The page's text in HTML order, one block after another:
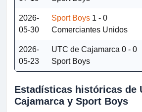
2026-
05-30
Sport Boys 1 - 0
Comerciantes Unidos
2026-
05-23
UTC de Cajamarca 0 - 0
Sport Boys
Estadísticas históricas de
Cajamarca y Sport Boys